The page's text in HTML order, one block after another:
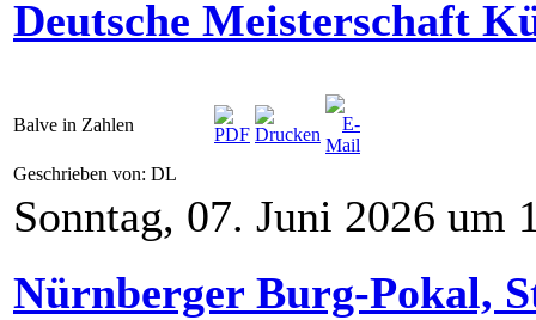
Deutsche Meisterschaft
Balve in Zahlen
Geschrieben von: DL
Sonntag, 07. Juni 2026 um
Nürnberger Burg-Pokal,